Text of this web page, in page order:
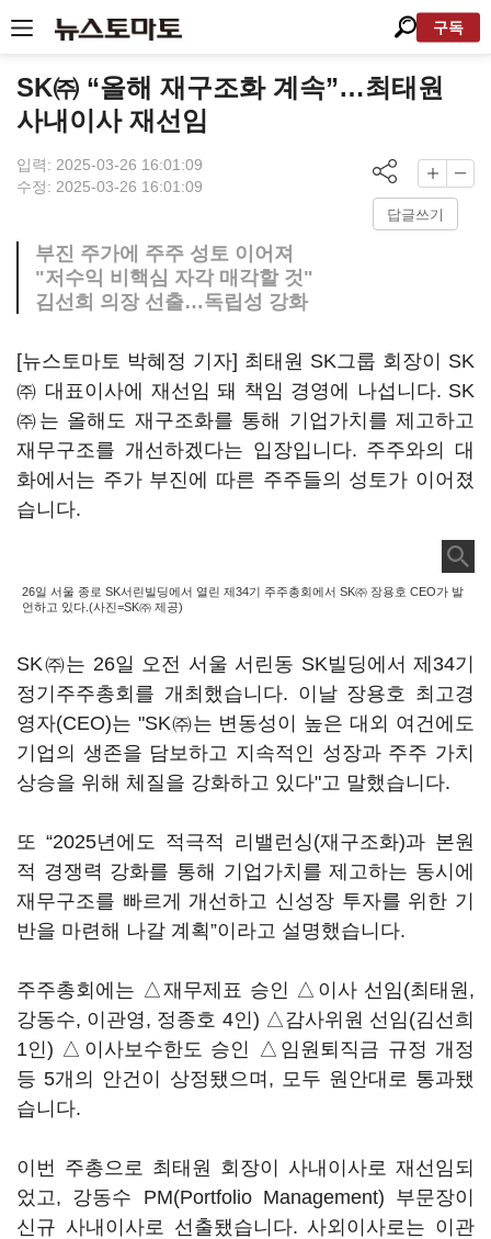
구독
SK㈜ “올해 재구조화 계속”…최태원
사내이사 재선임
입력: 2025-03-26 16:01:09
수정: 2025-03-26 16:01:09
답글쓰기
부진 주가에 주주 성토 이어져
"저수익 비핵심 자각 매각할 것"
김선희 의장 선출…독립성 강화
[뉴스토마토 박혜정 기자] 최태원 SK그룹 회장이 SK
㈜ 대표이사에 재선임 돼 책임 경영에 나섭니다. SK
㈜는 올해도 재구조화를 통해 기업가치를 제고하고
재무구조를 개선하겠다는 입장입니다. 주주와의 대
화에서는 주가 부진에 따른 주주들의 성토가 이어졌
습니다.
26일 서울 종로 SK서린빌딩에서 열린 제34기 주주총회에서 SK㈜ 장용호 CEO가 발
언하고 있다.(사진=SK㈜ 제공)
SK㈜는 26일 오전 서울 서린동 SK빌딩에서 제34기
정기주주총회를 개최했습니다. 이날 장용호 최고경
영자(CEO)는 "SK㈜는 변동성이 높은 대외 여건에도
기업의 생존을 담보하고 지속적인 성장과 주주 가치
상승을 위해 체질을 강화하고 있다"고 말했습니다.
또 “2025년에도 적극적 리밸런싱(재구조화)과 본원
적 경쟁력 강화를 통해 기업가치를 제고하는 동시에
재무구조를 빠르게 개선하고 신성장 투자를 위한 기
반을 마련해 나갈 계획”이라고 설명했습니다.
주주총회에는 △재무제표 승인 △이사 선임(최태원,
강동수, 이관영, 정종호 4인) △감사위원 선임(김선희
1인) △이사보수한도 승인 △임원퇴직금 규정 개정
등 5개의 안건이 상정됐으며, 모두 원안대로 통과됐
습니다.
이번 주총으로 최태원 회장이 사내이사로 재선임되
었고, 강동수 PM(Portfolio Management) 부문장이
신규 사내이사로 선출됐습니다. 사외이사로는 이관